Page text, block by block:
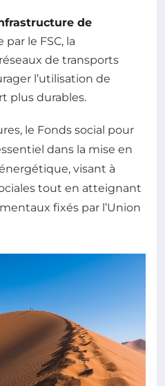
de
par le FSC, la
de transports
l’utilisation de
plus durables.
le Fonds social pour
dans la mise en
visant à
tout en atteignant
fixés par l’Union